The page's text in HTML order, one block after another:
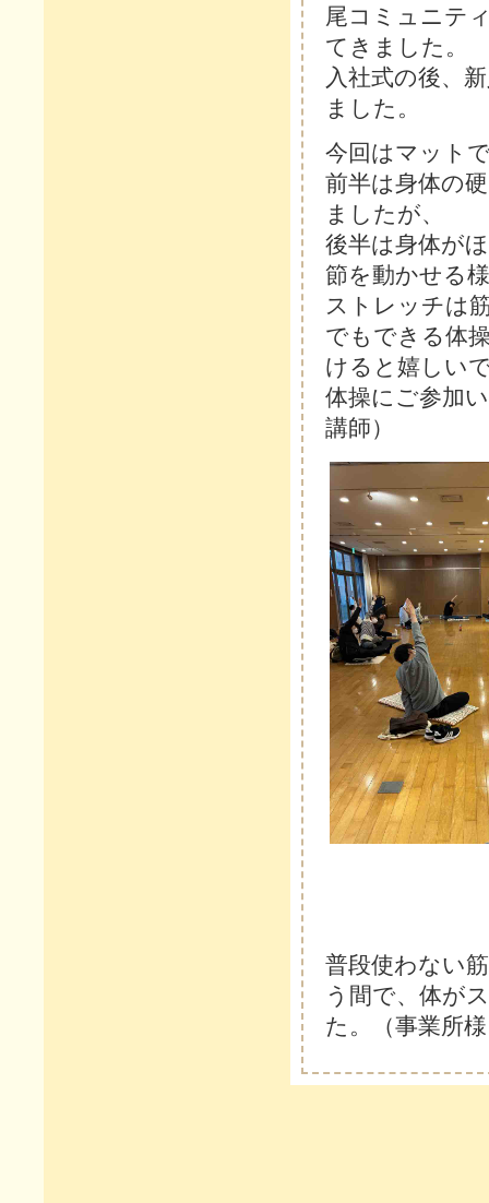
尾コミュニテ
てきました。
入社式の後、
ました。
今回はマット
前半は身体の
ましたが、
後半は身体が
節を動かせる
ストレッチは
でもできる体
けると嬉しい
体操にご参加
講師）
普段使わない
う間で、体が
た。（事業所